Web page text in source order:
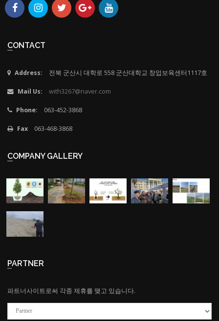
CONTACT
Address: 전북 군산시 대학로 558 군산대학교 창업보육센터1117호
Mail Us: with3267@naver.com
Phone: 063-452-3868
Fax 063-468-3868
COMPANY GALLERY
PARTNER
파트너사이트로써 각종 제휴를 맺고 있습니다.